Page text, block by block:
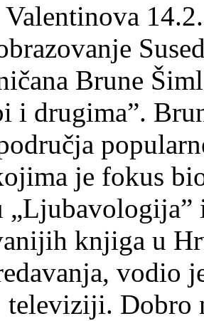
Brune
i drugima”.
je fokus
„Ljubavologija”
knjiga u
vodio
televiziji. Dobro